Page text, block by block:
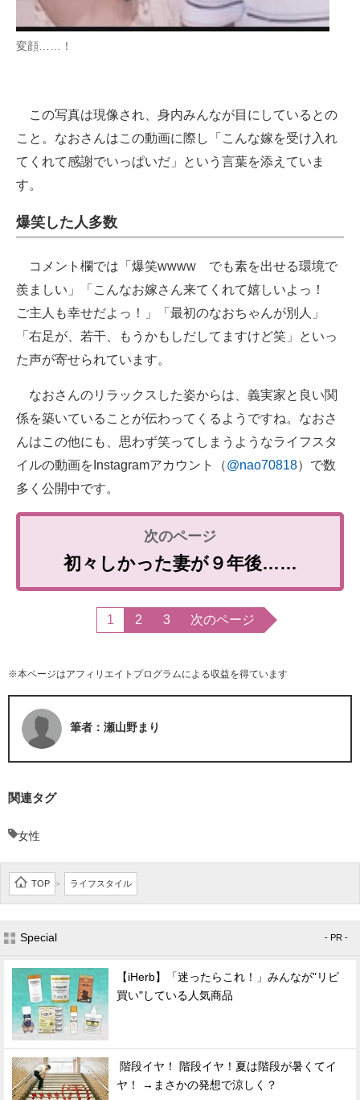
変顔……！
この写真は現像され、身内みんなが目にしているとの
こと。なおさんはこの動画に際し「こんな嫁を受け入れ
てくれて感謝でいっぱいだ」という言葉を添えていま
す。
爆笑した人多数
コメント欄では「爆笑wwww でも素を出せる環境で
羨ましい」「こんなお嫁さん来てくれて嬉しいよっ！
ご主人も幸せだよっ！」「最初のなおちゃんが別人」
「右足が、若干、もうかもしだしてますけど笑」といっ
た声が寄せられています。
なおさんのリラックスした姿からは、義実家と良い関
係を築いていることが伝わってくるようですね。なおさ
んはこの他にも、思わず笑ってしまうようなライフスタ
イルの動画をInstagramアカウント（@nao70818）で数
多く公開中です。
初々しかった妻が９年後……
1 2 3 次のページ
※本ページはアフィリエイトプログラムによる収益を得ています
筆者：瀬山野まり
関連タグ
女性
TOP > ライフスタイル
Special - PR -
【iHerb】「迷ったらこれ！」みんなが"リピ
買い"している人気商品
階段イヤ！ 階段イヤ！夏は階段が暑くてイ
ヤ！ →まさかの発想で涼しく？